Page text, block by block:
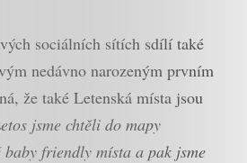
sociálních sítích sdílí také
nedávno narozeným prvním
že také Letenská místa jsou
jsme chtěli do mapy
baby friendly místa a pak jsme